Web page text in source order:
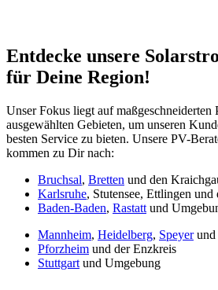
Entdecke unsere
für Deine Region!
Unser Fokus liegt auf maßgeschneiderten
ausgewählten Gebieten, um unseren
besten Service zu bieten. Unsere PV-
kommen zu Dir nach:
Bruchsal, Bretten und den
Karlsruhe, Stutensee, Ettlingen und
Baden-Baden, Rastatt und
Mannheim, Heidelberg, Speyerund
Pforzheim und der Enzkreis
Stuttgart und Umgebung